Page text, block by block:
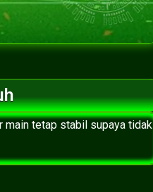
main tetap stabil supaya tidak